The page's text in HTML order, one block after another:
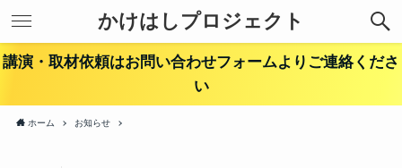
かけはしプロジェクト
講演・取材依頼はお問い合わせフォームよりご連絡くださ
い
ホーム お知らせ